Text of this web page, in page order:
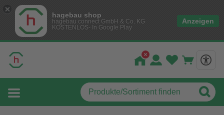
hagebau shop
hagebau connect GmbH & Co. KG
KOSTENLOS- In Google Play
Anzeigen